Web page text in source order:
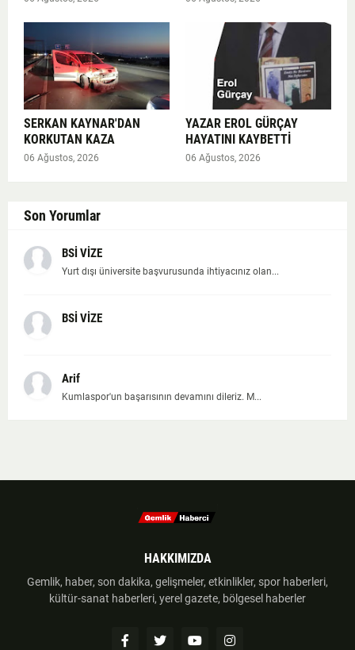
SERKAN KAYNAR'DAN
KORKUTAN KAZA
06 Ağustos, 2026
YAZAR EROL GÜRÇAY
HAYATINI KAYBETTİ
06 Ağustos, 2026
Son Yorumlar
BSİ VİZE
Yurt dışı üniversite başvurusunda ihtiyacınız olan...
BSİ VİZE
Arif
Kumlaspor'un başarısının devamını dileriz. M...
HAKKIMIZDA
Gemlik, haber, son dakika, gelişmeler, etkinlikler, spor haberleri,
kültür-sanat haberleri, yerel gazete, bölgesel haberler